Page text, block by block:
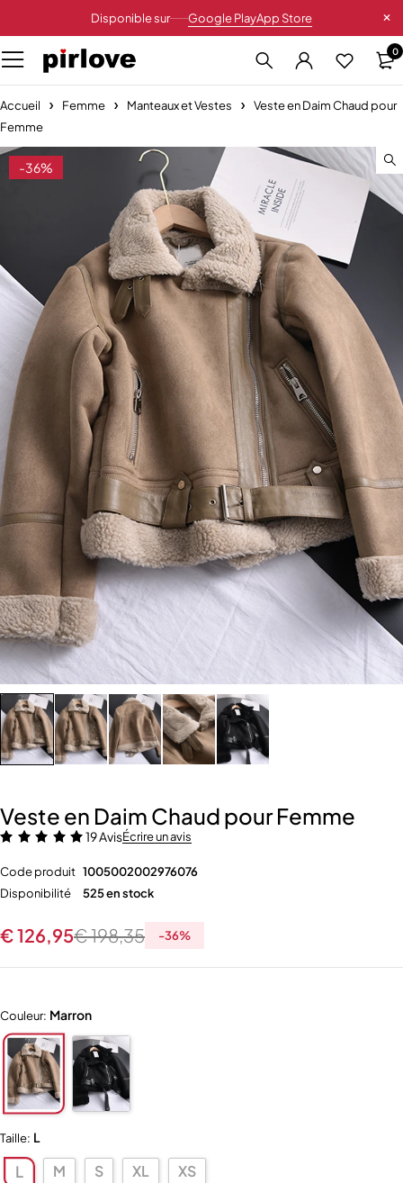
Disponible sur Google PlayApp Store
0
Accueil Femme Manteaux et Vestes
Veste en Daim Chaud pour
Femme
-36%
Veste en Daim Chaud pour Femme
19 AvisÉcrire un avis
Code produit 1005002002976076
Disponibilité
525 en stock
€198,35
€126,95 -36%
Couleur: Marron
Taille: L
L M S XL XS